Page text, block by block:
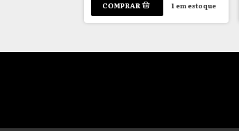
1em estoque